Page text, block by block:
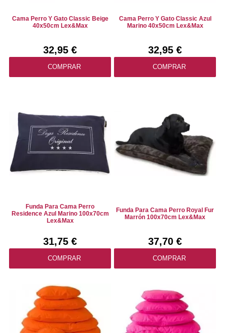
Cama Perro Y Gato Classic Beige
40x50cm Lex&Max
32,95 €
COMPRAR
Cama Perro Y Gato Classic Azul
Marino 40x50cm Lex&Max
32,95 €
COMPRAR
Funda Para Cama Perro
Residence Azul Marino 100x70cm
Lex&Max
31,75 €
COMPRAR
Funda Para Cama Perro Royal Fur
Marrón 100x70cm Lex&Max
37,70 €
COMPRAR